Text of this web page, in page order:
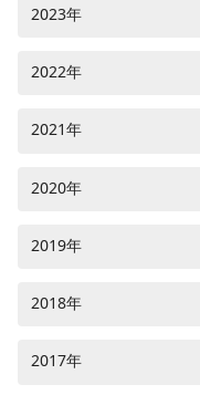
2023年
2022年
2021年
2020年
2019年
2018年
2017年